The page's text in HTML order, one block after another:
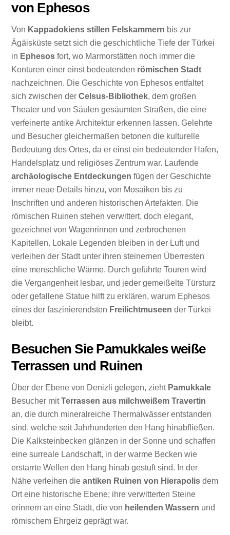
von Ephesos
Von Kappadokiens stillen Felskammern bis zur
Ägäisküste setzt sich die geschichtliche Tiefe der Türkei
in Ephesos fort, wo Marmorstätten noch immer die
Konturen einer einst bedeutenden römischen Stadt
nachzeichnen. Die Geschichte von Ephesos entfaltet
sich zwischen derCelsus-Bibliothek, dem großen
Theater und von Säulen gesäumten Straßen, die eine
verfeinerte antike Architektur erkennen lassen. Gelehrte
und Besucher gleichermaßen betonen die kulturelle
Bedeutung des Ortes, da er einst ein bedeutender Hafen,
Handelsplatz und religiöses Zentrum war. Laufende
archäologische Entdeckungen fügen der Geschichte
immer neue Details hinzu, von Mosaiken bis zu
Inschriften und anderen historischen Artefakten. Die
römischen Ruinen stehen verwittert, doch elegant,
gezeichnet von Wagenrinnen und zerbrochenen
Kapitellen. Lokale Legenden bleiben in der Luft und
verleihen der Stadt unter ihren steinernen Überresten
eine menschliche Wärme. Durch geführte Touren wird
die Vergangenheit lesbar, und jeder gemeißelte Türsturz
oder gefallene Statue hilft zu erklären, warum Ephesos
eines der faszinierendsten Freilichtmuseen der Türkei
bleibt.
Besuchen Sie Pamukkales weiße
Terrassen und Ruinen
Über der Ebene von Denizli gelegen, zieht Pamukkale
Besucher mitTerrassen aus milchweißem Travertin
an, die durch mineralreiche Thermalwässer entstanden
sind, welche seit Jahrhunderten den Hang hinabfließen.
Die Kalksteinbecken glänzen in der Sonne und schaffen
eine surreale Landschaft, in der warme Becken wie
erstarrte Wellen den Hang hinab gestuft sind. In der
Nähe verleihen dieantiken Ruinen von Hierapolis dem
Ort eine historische Ebene; ihre verwitterten Steine
erinnern an eine Stadt, die von heilenden Wassern und
römischem Ehrgeiz geprägt war.